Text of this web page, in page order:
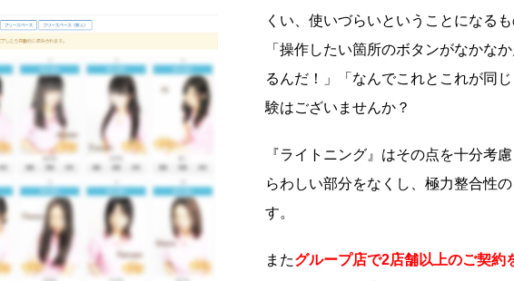
くい、使いづらいということになるも
「操作したい箇所のボタンがなかな
るんだ！」「なんでこれとこれが同
験はございませんか？
『ライトニング』はその点を十分考
らわしい部分をなくし、極力整合性
す。
またグループ店で2店舗以上のご契約